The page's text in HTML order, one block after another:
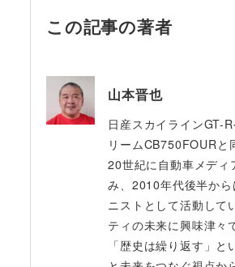
この記事の著者
山本晋也
日産スカイラインGT-
リームCB750FOURと
20世紀に自動車メディ
み、2010年代後半か
ニストとして活動して
ティの未来に興味津々
「歴史は繰り返す」と